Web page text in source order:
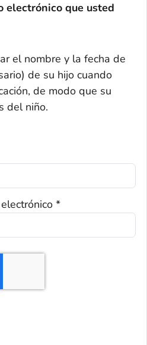
electrónico que usted
el nombre y la fecha de
de su hijo cuando
de modo que su
del niño.
*